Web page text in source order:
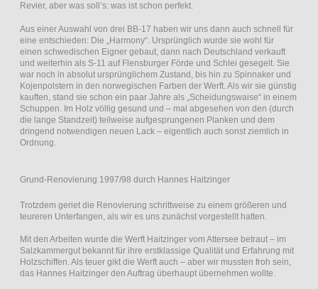
Revier, aber was soll’s: was ist schon perfekt.
Aus einer Auswahl von drei BB-17 haben wir uns dann auch schnell für
eine entschieden: Die „Harmony“. Ursprünglich wurde sie wohl für
einen schwedischen Eigner gebaut, dann nach Deutschland verkauft
und weiterhin als S-11 auf Flensburger Förde und Schlei gesegelt. Sie
war noch in absolut ursprünglichem Zustand, bis hin zu Spinnaker und
Kojenpolstern in den norwegischen Farben der Werft. Als wir sie günstig
kauften, stand sie schon ein paar Jahre als „Scheidungswaise“ in einem
Schuppen. Im Holz völlig gesund und – mal abgesehen von den (durch
die lange Standzeit) teilweise aufgesprungenen Planken und dem
dringend notwendigen neuen Lack – eigentlich auch sonst ziemlich in
Ordnung.
Grund-Renovierung 1997/98 durch Hannes Haitzinger
Trotzdem geriet die Renovierung schrittweise zu einem größeren und
teureren Unterfangen, als wir es uns zunächst vorgestellt hatten.
Mit den Arbeiten wurde die Werft Haitzinger vom Attersee betraut – im
Salzkammergut bekannt für ihre erstklassige Qualität und Erfahrung mit
Holzschiffen. Als teuer gikt die Werft auch – aber wir mussten froh sein,
das Hannes Haitzinger den Auftrag überhaupt übernehmen wollte.